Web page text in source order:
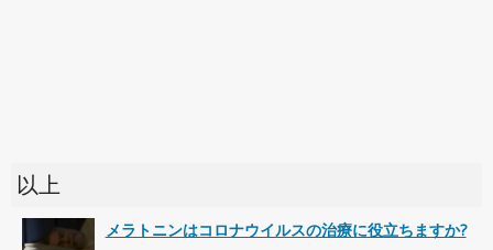
以上
メラトニンはコロナウイルスの治療に役立ちますか?